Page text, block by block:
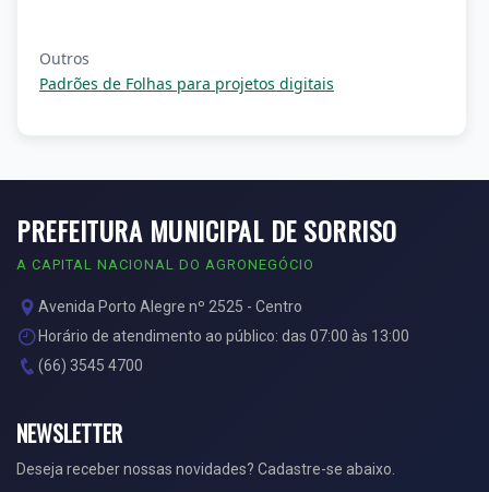
Outros
Padrões de Folhas para projetos digitais
PREFEITURA MUNICIPAL DE SORRISO
A CAPITAL NACIONAL DO AGRONEGÓCIO
Avenida Porto Alegre nº 2525 - Centro
Horário de atendimento ao público: das 07:00 às 13:00
(66) 3545 4700
NEWSLETTER
Deseja receber nossas novidades? Cadastre-se abaixo.